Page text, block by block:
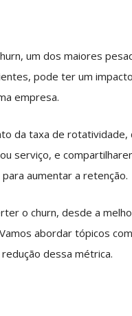
um dos maiores
pode ter um
empresa.
da taxa de rotatividade,
serviço, e
aumentar a retenção.
o churn, desde a
abordar tópicos
dessa métrica.